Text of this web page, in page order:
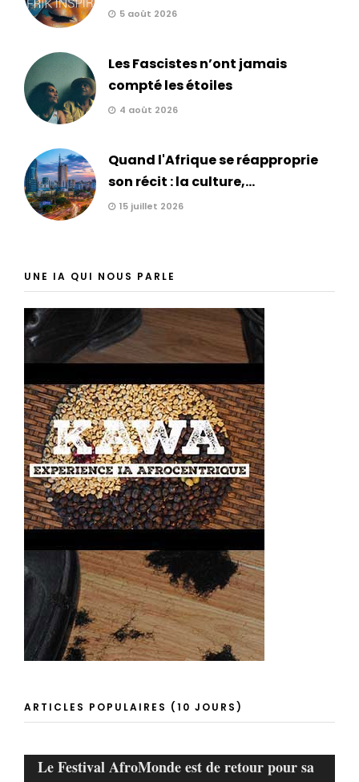
5 août 2026
Les Fascistes n’ont jamais
compté les étoiles
4 août 2026
Quand l'Afrique se réapproprie
son récit : la culture,...
15 juillet 2026
UNE IA QUI NOUS PARLE
ARTICLES POPULAIRES (10 JOURS)
Le Festival AfroMonde est de retour pour sa